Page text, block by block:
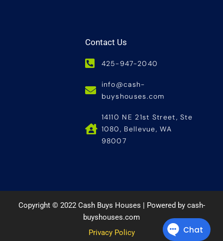
Contact Us
425-947-2040
info@cash-
buyshouses.com
14110 NE 21st Street, Ste
1080, Bellevue, WA
98007
Copyright © 2022 Cash Buys Houses | Powered by cash-
buyshouses.com
Privacy Policy